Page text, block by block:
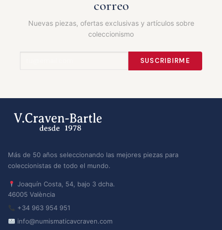
correo
Nuevas piezas, ofertas exclusivas y artículos sobre
coleccionismo
SUSCRIBIRME
Más de 50 años seleccionando las mejores piezas para
coleccionistas de todo el mundo.
Joaquín Costa, 54, bajo 3 dcha.
46005 València
+34 963 954 951
info@numismaticavcraven.com